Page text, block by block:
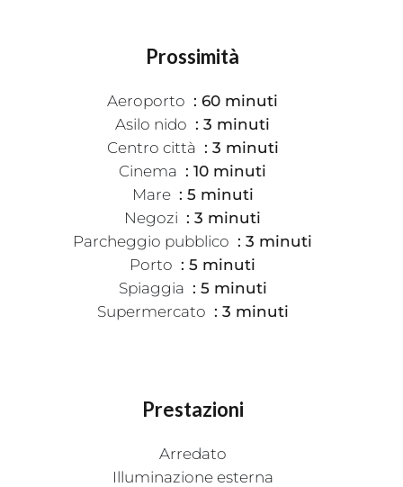
Prossimità
Aeroporto
60 minuti
Asilo nido
3 minuti
Centro città
3 minuti
Cinema
10 minuti
Mare
5 minuti
Negozi
3 minuti
Parcheggio pubblico
3 minuti
Porto
5 minuti
Spiaggia
5 minuti
Supermercato
3 minuti
Prestazioni
Arredato
Illuminazione esterna